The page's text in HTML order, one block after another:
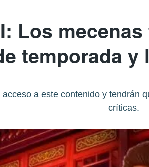
Los
temporada
a este contenido y tendrán
críticas.